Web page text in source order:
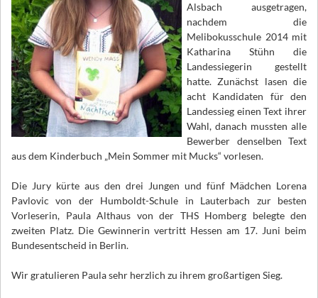
Alsbach ausgetragen,
nachdem die
Melibokusschule 2014 mit
Katharina Stühn die
Landessiegerin gestellt
hatte. Zunächst lasen die
acht Kandidaten für den
Landessieg einen Text ihrer
Wahl, danach mussten alle
Bewerber denselben Text
aus dem Kinderbuch „Mein Sommer mit Mucks“ vorlesen.
Die Jury kürte aus den drei Jungen und fünf Mädchen Lorena
Pavlovic von der Humboldt-Schule in Lauterbach zur besten
Vorleserin, Paula Althaus von der THS Homberg belegte den
zweiten Platz. Die Gewinnerin vertritt Hessen am 17. Juni beim
Bundesentscheid in Berlin.
Wir gratulieren Paula sehr herzlich zu ihrem großartigen Sieg.